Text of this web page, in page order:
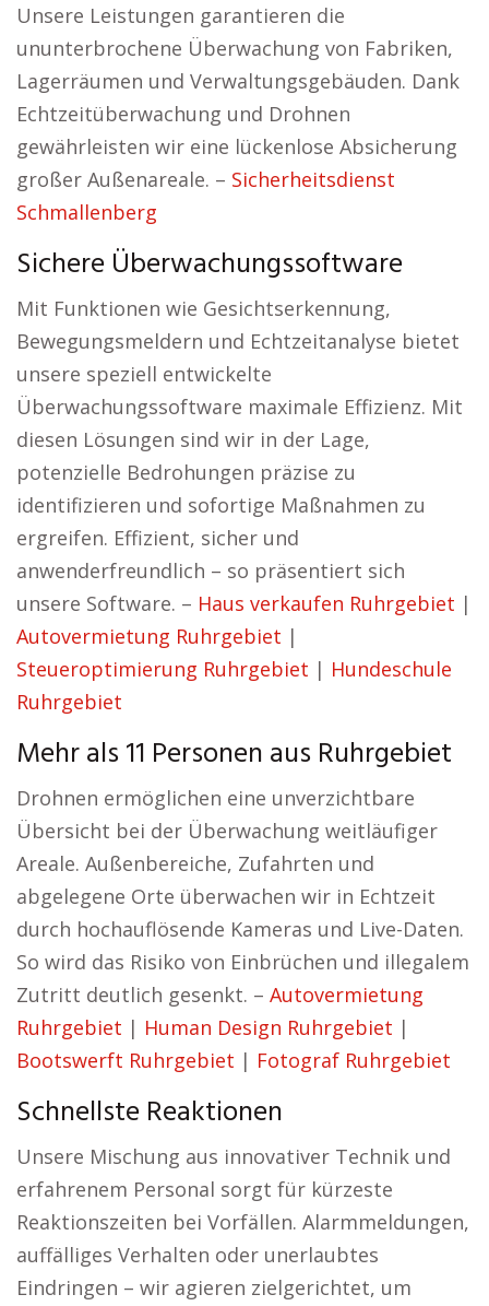
Unsere Leistungen garantieren die
ununterbrochene Überwachung von Fabriken,
Lagerräumen und Verwaltungsgebäuden. Dank
Echtzeitüberwachung und Drohnen
gewährleisten wir eine lückenlose Absicherung
großer Außenareale. – Sicherheitsdienst
Schmallenberg
Sichere Überwachungssoftware
Mit Funktionen wie Gesichtserkennung,
Bewegungsmeldern und Echtzeitanalyse bietet
unsere speziell entwickelte
Überwachungssoftware maximale Effizienz. Mit
diesen Lösungen sind wir in der Lage,
potenzielle Bedrohungen präzise zu
identifizieren und sofortige Maßnahmen zu
ergreifen. Effizient, sicher und
anwenderfreundlich – so präsentiert sich
unsere Software. – Haus verkaufen Ruhrgebiet |
Autovermietung Ruhrgebiet |
Steueroptimierung Ruhrgebiet | Hundeschule
Ruhrgebiet
Mehr als 11 Personen aus Ruhrgebiet
Drohnen ermöglichen eine unverzichtbare
Übersicht bei der Überwachung weitläufiger
Areale. Außenbereiche, Zufahrten und
abgelegene Orte überwachen wir in Echtzeit
durch hochauflösende Kameras und Live-Daten.
So wird das Risiko von Einbrüchen und illegalem
Zutritt deutlich gesenkt. – Autovermietung
Ruhrgebiet | Human Design Ruhrgebiet |
Bootswerft Ruhrgebiet | Fotograf Ruhrgebiet
Schnellste Reaktionen
Unsere Mischung aus innovativer Technik und
erfahrenem Personal sorgt für kürzeste
Reaktionszeiten bei Vorfällen. Alarmmeldungen,
auffälliges Verhalten oder unerlaubtes
Eindringen – wir agieren zielgerichtet, um